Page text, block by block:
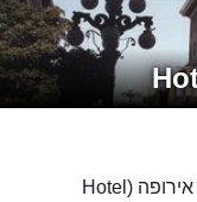
חובבי האדריכלות ימצאו ודאי עניין במלון אירופה (Hotel